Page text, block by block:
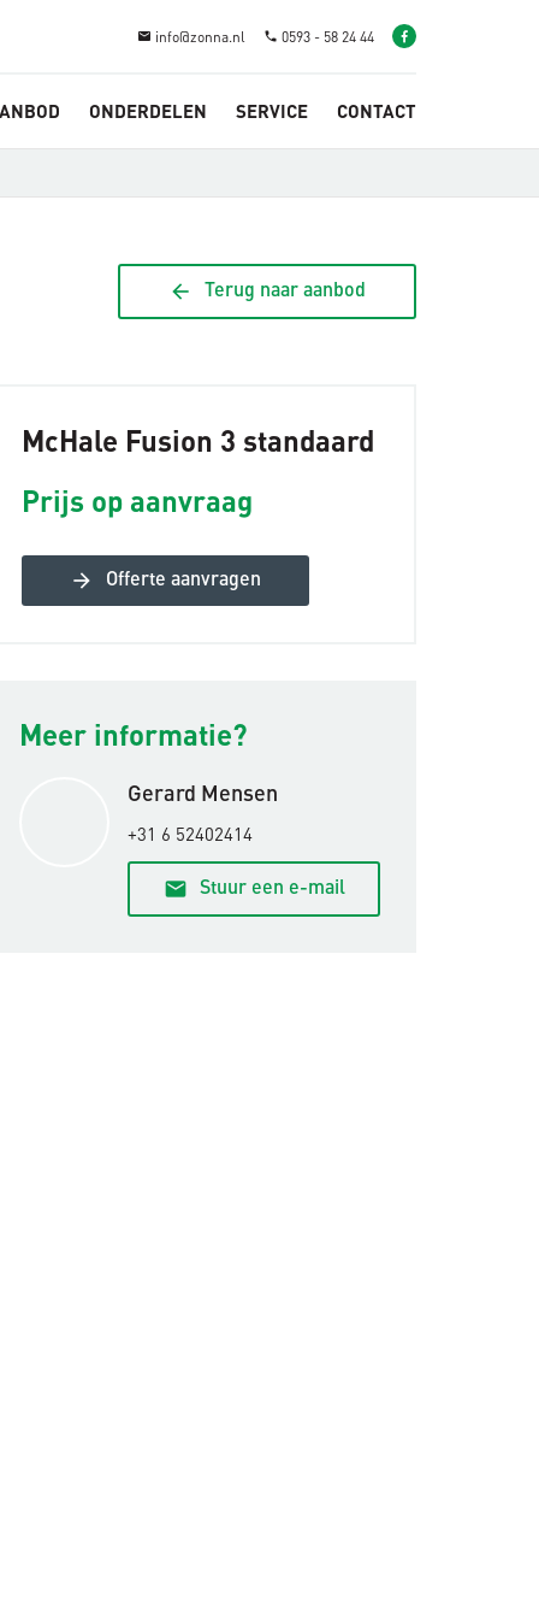
email info@zonna.nl phone 0593 - 58 24 44
ONDERDELEN SERVICE CONTACT
arrow_back Terug naar aanbod
McHale Fusion 3 standaard
Prijs op aanvraag
arrow_forward Offerte aanvragen
Meer informatie?
Gerard Mensen
+31 6 52402414
email Stuur een e-mail